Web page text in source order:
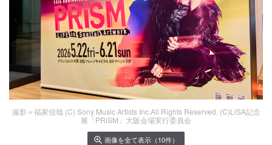
撮影＝福家信哉 (C) Sony Music Artists Inc.All Rights Reserved. (C)LiSA記念
展「PRiSM」大阪会場実行委員会
画像を全て表示（10件）